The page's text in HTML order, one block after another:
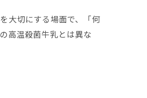
大切にする場面で、「何
高温殺菌牛乳とは異な